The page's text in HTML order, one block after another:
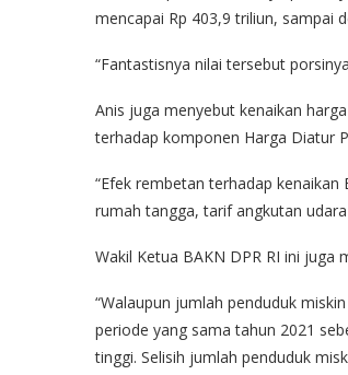
mencapai Rp 403,9 triliun, sampai
“Fantastisnya nilai tersebut
Anis juga menyebut kenaikan
terhadap komponen Harga Diatur
“Efek rembetan terhadap
rumah tangga, tarif angkutan
Wakil Ketua BAKN DPR RI ini
“Walaupun jumlah penduduk
periode yang sama tahun 2021
tinggi. Selisih jumlah penduduk